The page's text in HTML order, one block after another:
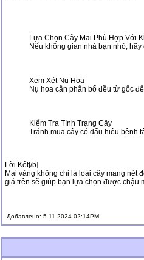
Lựa Chọn Cây Mai Phù Hợp Với
Nếu không gian nhà bạn nhỏ,
Xem Xét Nụ Hoa
Nụ hoa cần phân bố đều từ gốc
Kiểm Tra Tình Trạng Cây
Tránh mua cây có dấu hiệu bệnh
Lời Kết[/b]
Mai vàng không chỉ là loài cây mang nét
giá trên sẽ giúp bạn lựa chọn được chậu
Добавлено: 5-11-2024 02:14PM